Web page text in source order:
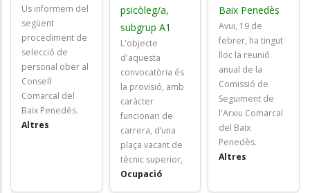
Us informem del
següent
procediment de
selecció de
personal ober al
Consell
Comarcal del
Baix Penedès.
Altres
psicòleg/a,
subgrup A1
L'objecte
d'aquesta
convocatòria és
la provisió, amb
caràcter
funcionari de
carrera, d’una
plaça vacant de
tècnic superior,
Ocupació
Baix Penedès
Avui, 19 de
febrer, ha tingut
lloc la reunió
anual de la
Comissió de
Seguiment de
l'Arxiu Comarcal
del Baix
Penedès.
Altres